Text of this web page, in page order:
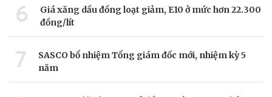
6
Giá xăng dầu đồng loạt giảm, E10 ở mức hơn 22.300
đồng/lít
7
SASCO bổ nhiệm Tổng giám đốc mới, nhiệm kỳ 5
năm